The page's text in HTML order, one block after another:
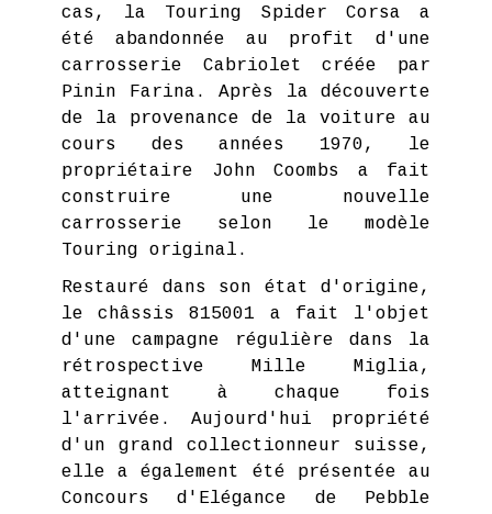
cas, la Touring Spider Corsa a
été abandonnée au profit d'une
carrosserie Cabriolet créée par
Pinin Farina. Après la découverte
de la provenance de la voiture au
cours des années 1970, le
propriétaire John Coombs a fait
construire une nouvelle
carrosserie selon le modèle
Touring original.
Restauré dans son état d'origine,
le châssis 815001 a fait l'objet
d'une campagne régulière dans la
rétrospective Mille Miglia,
atteignant à chaque fois
l'arrivée. Aujourd'hui propriété
d'un grand collectionneur suisse,
elle a également été présentée au
Concours d'Elégance de Pebble